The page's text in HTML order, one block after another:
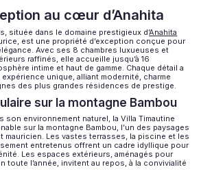
au cœur d’Anahita
située dans le domaine prestigieux d’Anahita
est une propriété d’exception conçue pour
Avec ses 8 chambres luxueuses et
raffinés, elle accueille jusqu’à 16
intime et haut de gamme. Chaque détail a
unique, alliant modernité, charme
des plus grandes résidences de prestige.
sur la montagne Bambou
son environnement naturel, la Villa Timautine
sur la montagne Bambou, l’un des paysages
mauricien. Les vastes terrasses, la piscine et les
entretenus offrent un cadre idyllique pour
Les espaces extérieurs, aménagés pour
toute l’année, invitent au repos, à la convivialité